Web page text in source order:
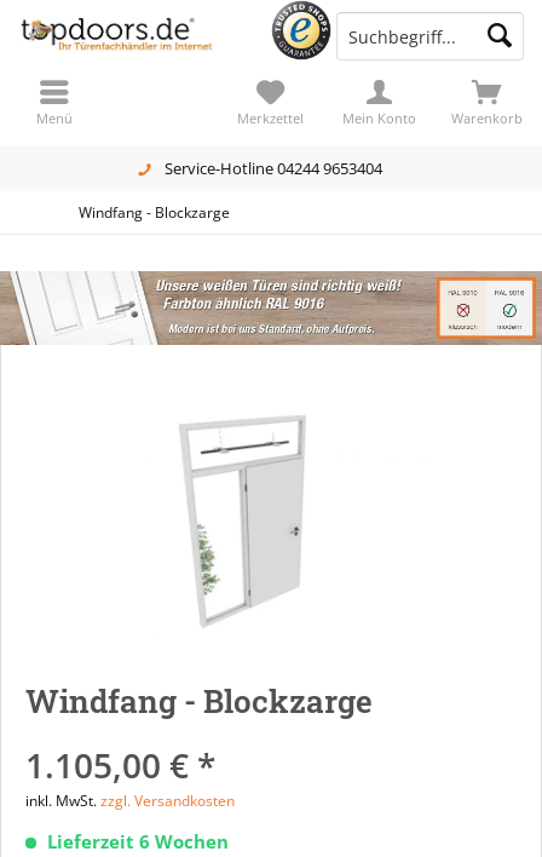
Service-Hotline 04244 9653404
Warenkorb
Merkzettel Mein Konto
Menü
Windfang - Blockzarge
Windfang - Blockzarge
1.105,00 € *
inkl. MwSt.zzgl. Versandkosten
Lieferzeit 6 Wochen